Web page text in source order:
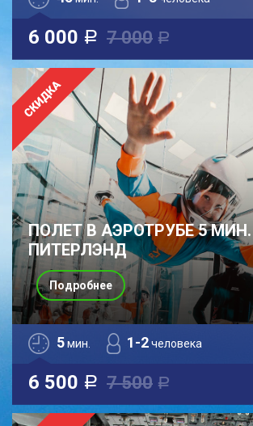
6 000 a 7 000 a
ПОЛЕТ В АЭРОТРУБЕ 5 МИН.
ПИТЕРЛЭНД
5мин. 1-2человека
6 500 a 7 500 a
Подробнее